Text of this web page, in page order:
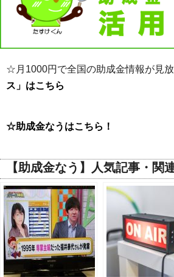
☆月1000円で全国の助成金情報が見放
ス」はこちら
☆助成金なうはこちら！
【助成金なう】人気記事・関